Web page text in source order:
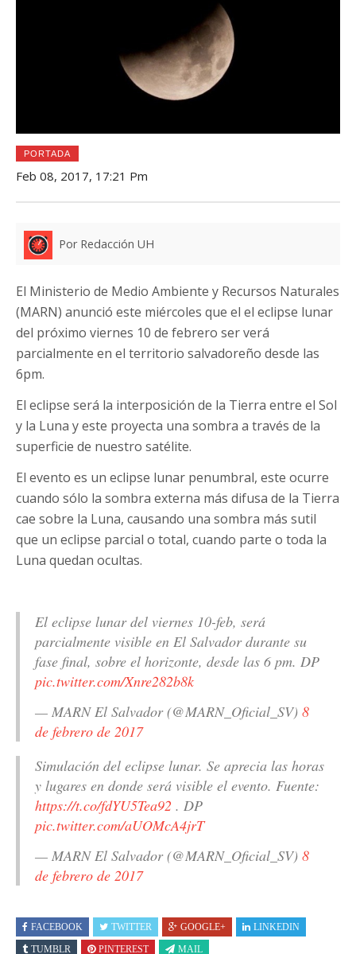
PORTADA
Feb 08, 2017, 17:21 Pm
Por Redacción UH
El Ministerio de Medio Ambiente y Recursos Naturales
(MARN) anunció este miércoles que el el eclipse lunar
del próximo viernes 10 de febrero ser verá
parcialmente en el territorio salvadoreño desde las
6pm.
El eclipse será la interposición de la Tierra entre el Sol
y la Luna y este proyecta una sombra a través de la
superficie de nuestro satélite.
El evento es un eclipse lunar penumbral, este ocurre
cuando sólo la sombra externa más difusa de la Tierra
cae sobre la Luna, causando una sombra más sutil
que un eclipse parcial o total, cuando parte o toda la
Luna quedan ocultas.
El eclipse lunar del viernes 10-feb, será
parcialmente visible en El Salvador durante su
fase final, sobre el horizonte, desde las 6 pm. DP
pic.twitter.com/Xnre282b8k
— MARN El Salvador (@MARN_Oficial_SV) 8
de febrero de 2017
Simulación del eclipse lunar. Se aprecia las horas
y lugares en donde será visible el evento. Fuente:
https://t.co/fdYU5Tea92 . DP
pic.twitter.com/aUOMcA4jrT
— MARN El Salvador (@MARN_Oficial_SV) 8
de febrero de 2017
FACEBOOK TWITTER GOOGLE+
LINKEDIN
TUMBLR
PINTEREST MAIL